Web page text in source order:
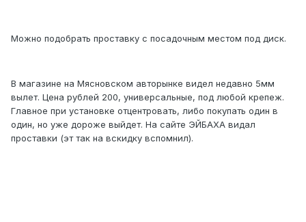
Можно подобрать проставку с посадочным местом под диск.
В магазине на Мясновском авторынке видел недавно 5мм
вылет. Цена рублей 200, универсальные, под любой крепеж.
Главное при установке отцентровать, либо покупать один в
один, но уже дороже выйдет. На сайте ЭЙБАХА видал
проставки (эт так на вскидку вспомнил).